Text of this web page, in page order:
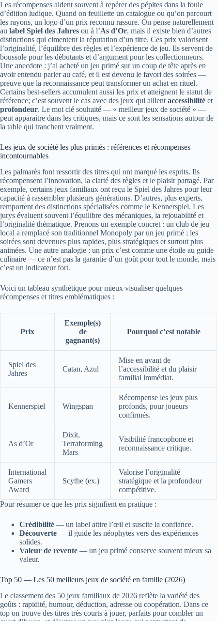
Les récompenses aident souvent à repérer des pépites dans la foule
d’édition ludique. Quand on feuillette un catalogue ou qu’on parcourt
les rayons, un logo d’un prix reconnu rassure. On pense naturellement
au label Spiel des Jahres ou à l’As d’Or, mais il existe bien d’autres
distinctions qui cimentent la réputation d’un titre. Ces prix valorisent
l’originalité, l’équilibre des règles et l’expérience de jeu. Ils servent de
boussole pour les débutants et d’argument pour les collectionneurs.
Une anecdote : j’ai acheté un jeu primé sur un coup de tête après en
avoir entendu parler au café, et il est devenu le favori des soirées —
preuve que la reconnaissance peut transformer un achat en rituel.
Certains best-sellers accumulent aussi les prix et atteignent le statut de
référence; c’est souvent le cas avec des jeux qui allient accessibilité et
profondeur. Le mot clé souhaité — « meilleur jeux de société » —
peut apparaitre dans les critiques, mais ce sont les sensations autour de
la table qui tranchent vraiment.
Les jeux de société les plus primés : références et récompenses
incontournables
Les palmarès font ressortir des titres qui ont marqué les esprits. Ils
récompensent l’innovation, la clarté des règles et le plaisir partagé. Par
exemple, certains jeux familiaux ont reçu le Spiel des Jahres pour leur
capacité à rassembler plusieurs générations. D’autres, plus experts,
remportent des distinctions spécialisées comme le Kennerspiel. Les
jurys évaluent souvent l’équilibre des mécaniques, la rejouabilité et
l’originalité thématique. Prenons un exemple concret : un club de jeu
local a remplacé son traditionnel Monopoly par un jeu primé ; les
soirées sont devenues plus rapides, plus stratégiques et surtout plus
animées. Une autre analogie : un prix c’est comme une étoile au guide
culinaire — ce n’est pas la garantie d’un goût pour tout le monde, mais
c’est un indicateur fort.
Voici un tableau synthétique pour mieux visualiser quelques
récompenses et titres emblématiques :
Prix
Exemple(s)
de
gagnant(s)
Pourquoi c’est notable
Spiel des
Jahres
Catan, Azul
Mise en avant de
l’accessibilité et du plaisir
familial immédiat.
Kennerspiel Wingspan
Récompense les jeux plus
profonds, pour joueurs
confirmés.
As d’Or
Dixit,
Terraforming
Mars
Visibilité francophone et
reconnaissance critique.
International
Gamers
Award
Scythe (ex.)
Valorise l’originalité
stratégique et la profondeur
compétitive.
Pour résumer ce que les prix signifient en pratique :
Crédibilité — un label attire l’œil et suscite la confiance.
Découverte — il guide les néophytes vers des expériences
solides.
Valeur de revente — un jeu primé conserve souvent mieux sa
valeur.
Top 50 — Les 50 meilleurs jeux de société en famille (2026)
Le classement des 50 jeux familiaux de 2026 reflète la variété des
goûts : rapidité, humour, déduction, adresse ou coopération. Dans ce
top on trouve des titres très courts à jouer, parfaits pour combler un